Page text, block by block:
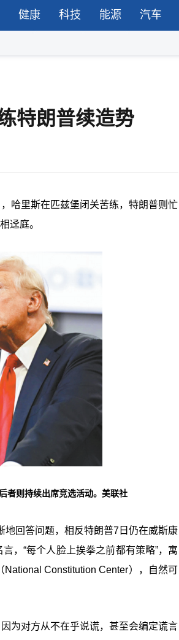
健康 科技 能源 汽车
特朗普续造势
哈里斯在匹兹堡闭关苦练，特朗普则忙
迳庭。
后者则持续出席竞选活动。美联社
回答问题，相反特朗普7日仍在威斯康
，“每个人脸上挨拳之前都有策略”，寓
Constitution Center），自然可
为对方从不在乎说谎，甚至会编定谎言